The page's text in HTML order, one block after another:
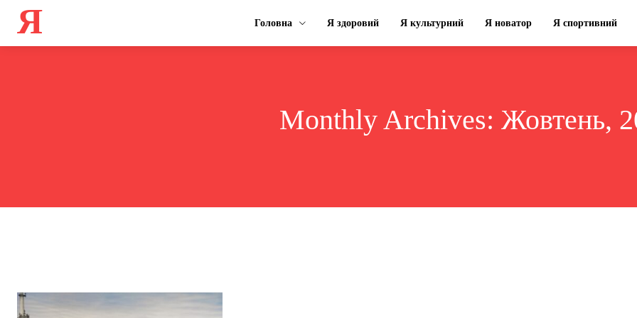
Я Головна Я здоровий Я культурний Я новатор Я спортивний
Monthly Archives: Жовтень,